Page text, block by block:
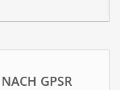
GPSR